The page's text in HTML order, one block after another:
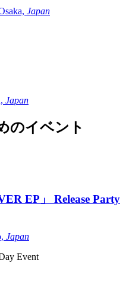
Japan
Japan
のイベント
EP」 Release Party
Japan
Event